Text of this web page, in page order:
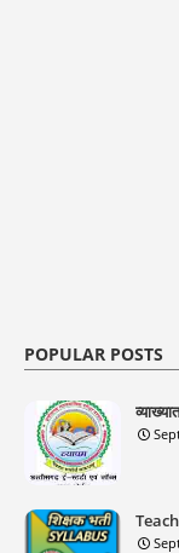
POPULAR POSTS